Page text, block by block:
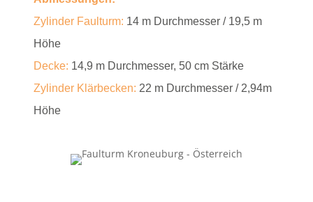
Zylinder Faulturm: 14 m Durchmesser / 19,5 m
Höhe
Decke: 14,9 m Durchmesser, 50 cm Stärke
Zylinder Klärbecken: 22 m Durchmesser / 2,94m
Höhe